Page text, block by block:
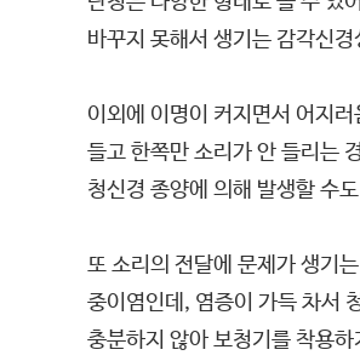
바꾸지 못해서 생기는 감각신
이외에 이명이 커지면서 어지
들고 한쪽만 소리가 안 들리는
청신경 종양에 의해 발생할 수
또 소리의 전달에 문제가 생기
중이염인데, 염증이 가득 차서
충분하지 않아 보청기를 착용